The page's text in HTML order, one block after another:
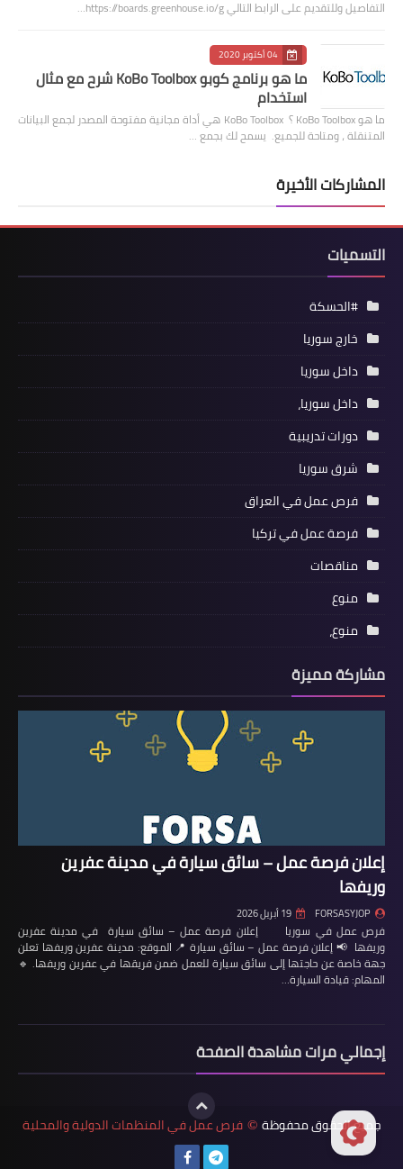
التفاصيل وللتقديم على الرابط التالي https://boards.greenhouse.io/g…
04 أكتوبر 2020
ما هو برنامج كوبو KoBo Toolbox شرح مع مثال
استخدام
ما هو KoBo Toolbox ؟ KoBo Toolbox هي أداة مجانية مفتوحة المصدر لجمع البيانات
المتنقلة ، ومتاحة للجميع. يسمح لك بجمع …
المشاركات الأخيرة
التسميات
#الحسكة
خارج سوريا
داخل سوريا
داخل سوريا،
دورات تدريبية
شرق سوريا
فرص عمل في العراق
فرصة عمل في تركيا
مناقصات
منوع
منوع،
مشاركة مميزة
إعلان فرصة عمل – سائق سيارة في مدينة عفرين
وريفها
FORSASYJOP 19 أبريل 2026
فرص عمل في سوريا إعلان فرصة عمل – سائق سيارة في مدينة عفرين
وريفها 📢 إعلان فرصة عمل – سائق سيارة 📍 الموقع: مدينة عفرين وريفها تعلن
جهة خاصة عن حاجتها إلى سائق سيارة للعمل ضمن فريقها في عفرين وريفها. 🔹
المهام: قيادة السيارة…
إجمالي مرات مشاهدة الصفحة
جميع الحقوق محفوظة © فرص عمل في المنظمات الدولية والمحلية